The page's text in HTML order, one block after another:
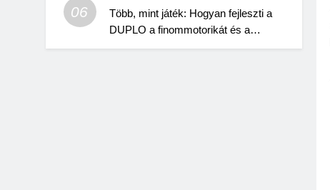
06
Több, mint játék: Hogyan fejleszti a
DUPLO a finommotorikát és a
kreativitást?